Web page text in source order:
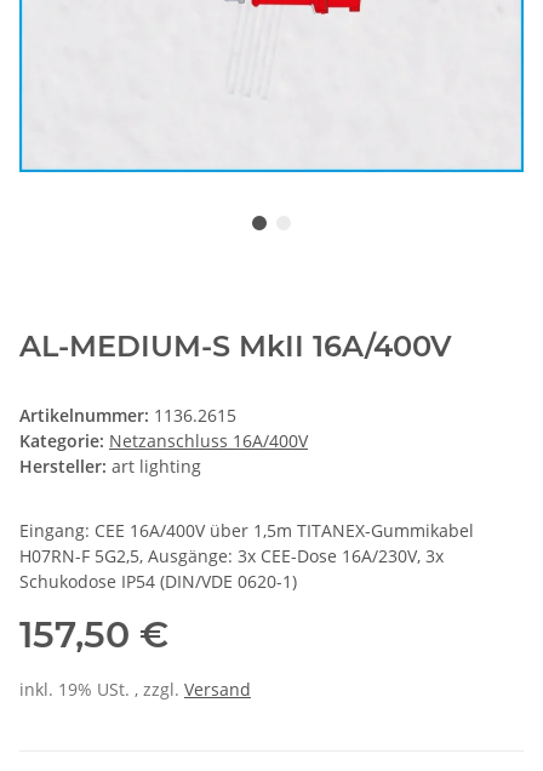
AL-MEDIUM-S MkII 16A/400V
Artikelnummer: 1136.2615
Kategorie: Netzanschluss 16A/400V
Hersteller: art lighting
Eingang: CEE 16A/400V über 1,5m TITANEX-Gummikabel
H07RN-F 5G2,5, Ausgänge: 3x CEE-Dose 16A/230V, 3x
Schukodose IP54 (DIN/VDE 0620-1)
157,50 €
inkl. 19% USt. , zzgl. Versand